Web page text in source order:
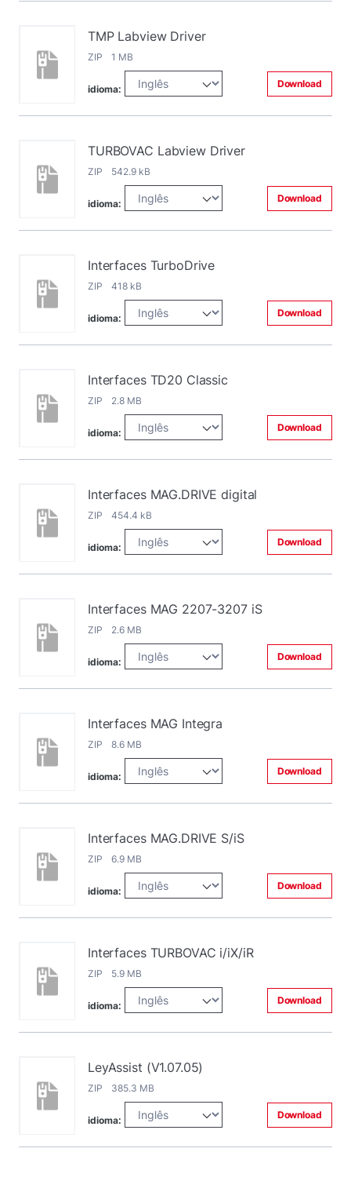
TMP Labview Driver
ZIP 1 MB
idioma: Download
TURBOVAC Labview Driver
ZIP 542.9 kB
idioma: Download
Interfaces TurboDrive
ZIP 418 kB
idioma: Download
Interfaces TD20 Classic
ZIP 2.8 MB
idioma: Download
Interfaces MAG.DRIVE digital
ZIP 454.4 kB
idioma: Download
Interfaces MAG 2207-3207 iS
ZIP 2.6 MB
idioma: Download
Interfaces MAG Integra
ZIP 8.6 MB
idioma: Download
Interfaces MAG.DRIVE S/iS
ZIP 6.9 MB
idioma: Download
Interfaces TURBOVAC i/iX/iR
ZIP 5.9 MB
idioma: Download
LeyAssist (V1.07.05)
ZIP 385.3 MB
idioma: Download